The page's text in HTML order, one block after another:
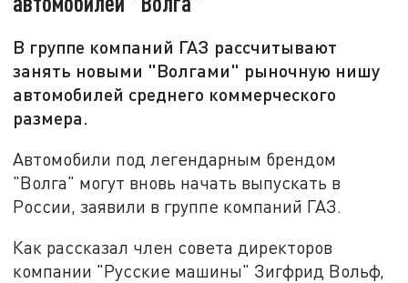
В группе компаний ГАЗ рассчитывают
занять новыми "Волгами" рыночную нишу
автомобилей среднего коммерческого
размера.
Автомобили под легендарным брендом
"Волга" могут вновь начать выпускать в
России, заявили в группе компаний ГАЗ.
Как рассказал член совета директоров
компании "Русские машины" Зигфрид Вольф,